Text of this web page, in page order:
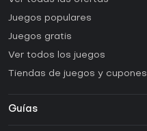
Juegos populares
Juegos gratis
Ver todos los juegos
Tiendas de juegos y cupones
Guías